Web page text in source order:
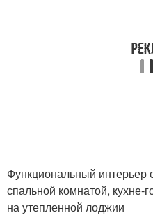
Функциональный интерьер
спальной комнатой, кухне-
на утепленной лоджии